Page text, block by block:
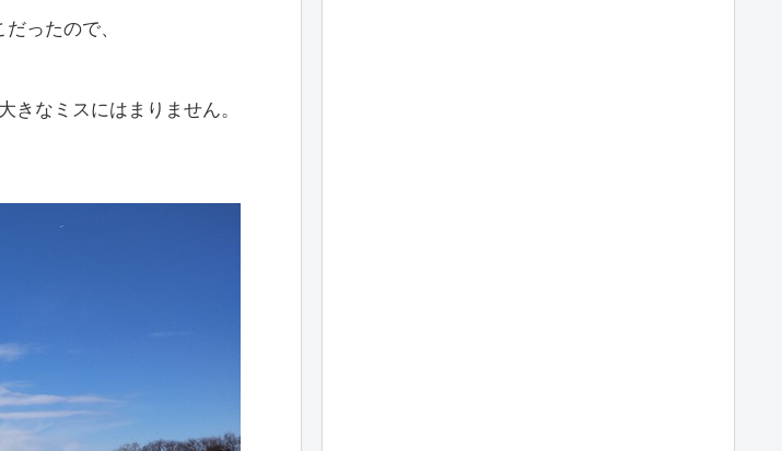
ったので、
きなミスにはまりません。